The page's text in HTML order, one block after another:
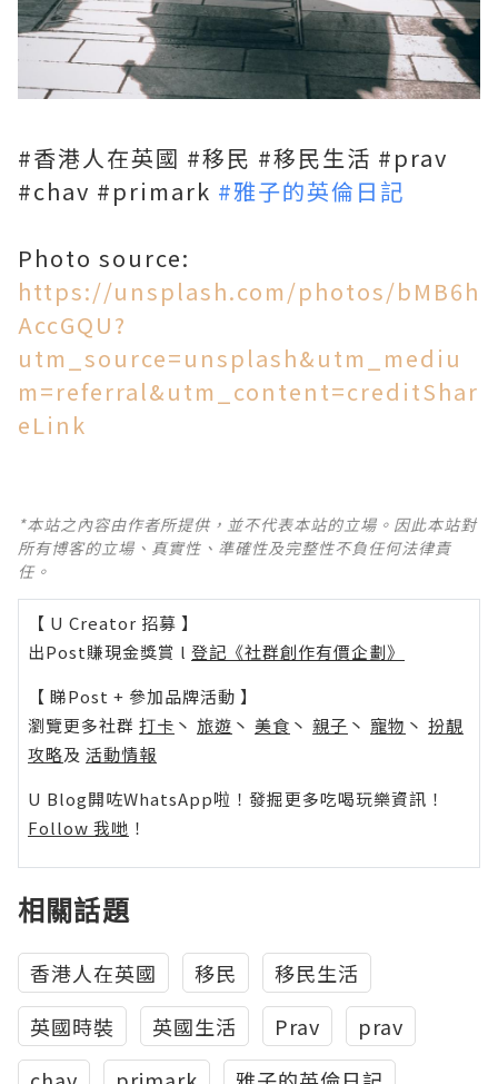
#香港人在英國 #移民 #移民生活 #prav
#chav #primark #雅子的英倫日記
Photo source:
https://unsplash.com/photos/bMB6h
AccGQU?
utm_source=unsplash&utm_mediu
m=referral&utm_content=creditShar
eLink
*本站之內容由作者所提供，並不代表本站的立場。因此本站對
所有博客的立場、真實性、準確性及完整性不負任何法律責
任。
【 U Creator 招募 】
出Post賺現金獎賞 l 登記《社群創作有價企劃》
【 睇Post + 參加品牌活動 】
瀏覽更多社群 打卡 丶 旅遊 丶 美食 丶 親子 丶 寵物 丶 扮靚
攻略及 活動情報
U Blog開咗WhatsApp啦！發掘更多吃喝玩樂資訊！
Follow 我哋 ！
相關話題
香港人在英國 移民
移民生活
英國時裝
英國生活 Prav
prav